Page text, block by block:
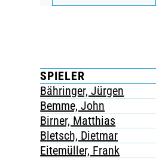
TICKETING
SPIELER
Bähringer, Jürgen
Bemme, John
Birner, Matthias
Bletsch, Dietmar
Eitemüller, Frank